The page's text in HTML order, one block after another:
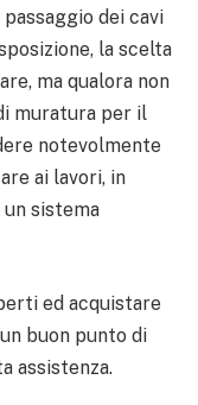
dei cavi
la scelta
ma qualora non
muratura per il
notevolmente
ai lavori, in
sistema
ed acquistare
buon punto di
assistenza.